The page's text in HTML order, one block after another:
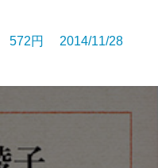
572円 2014/11/28